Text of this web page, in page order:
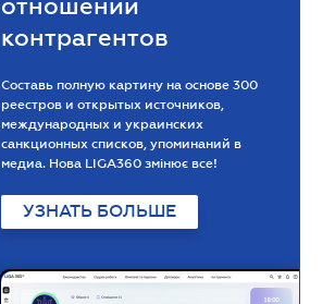
отношении
контрагентов
Составь полную картину на основе 300
реестров и открытых источников,
международных и украинских
санкционных списков, упоминаний в
медиа. Нова LIGA360 змінює все!
УЗНАТЬ БОЛЬШЕ